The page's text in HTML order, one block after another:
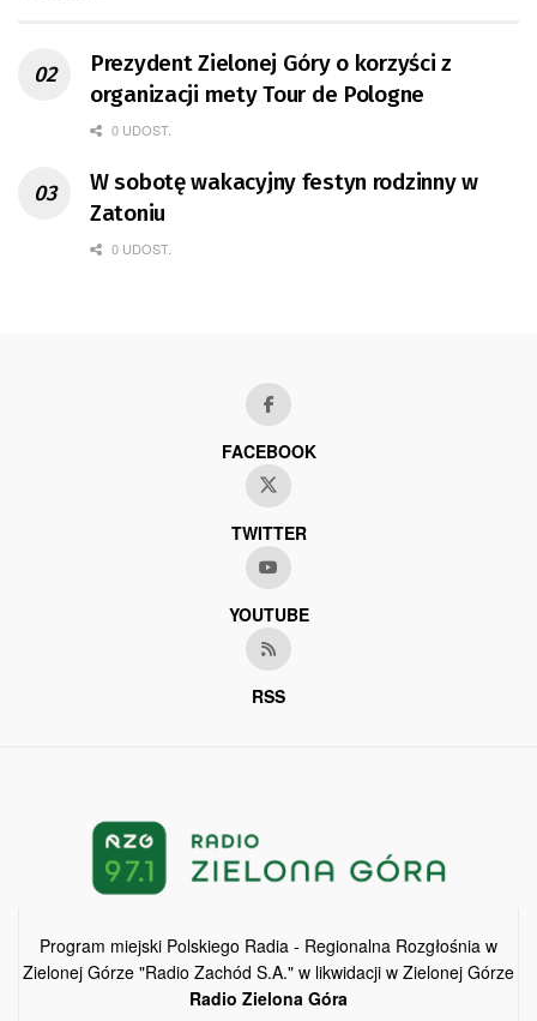
Prezydent Zielonej Góry o korzyści z
organizacji mety Tour de Pologne
0 UDOST.
W sobotę wakacyjny festyn rodzinny w
Zatoniu
0 UDOST.
FACEBOOK
TWITTER
YOUTUBE
RSS
Program miejski Polskiego Radia - Regionalna Rozgłośnia w
Zielonej Górze "Radio Zachód S.A." w likwidacji w Zielonej Górze
Radio Zielona Góra